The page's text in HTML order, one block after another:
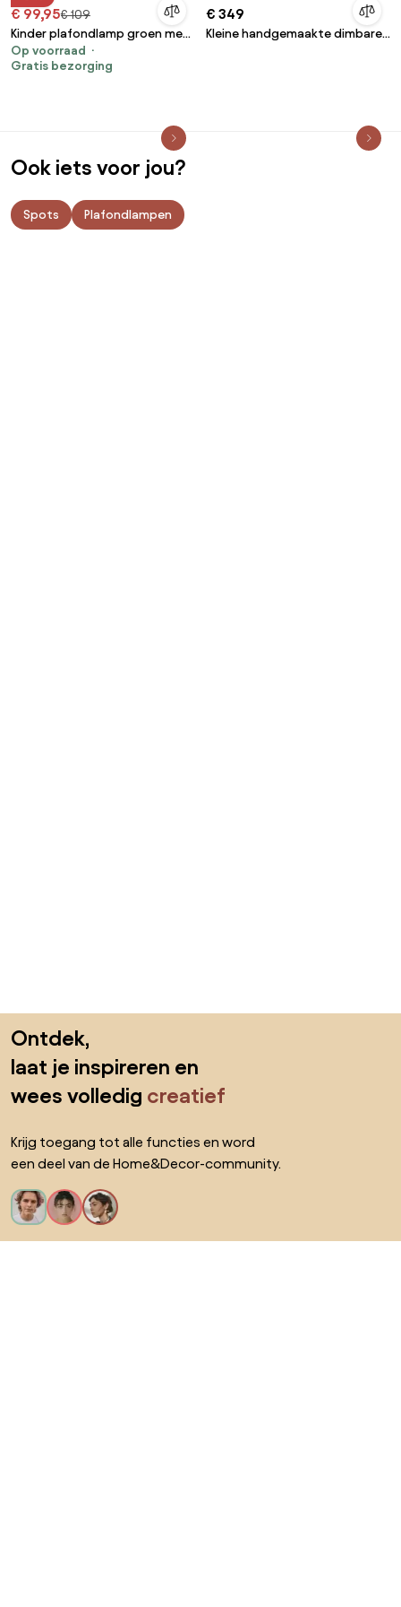
€ 99,95€ 109
Kinder plafondlamp groen met
wit - Lucille
Op voorraad
Gratis bezorging
€ 349
Kleine handgemaakte dimbare
Ook iets voor jou?
Spots Plafondlampen
Ontdek,
laat je inspireren en
wees volledig creatief
Krijg toegang tot alle functies en word
een deel van de Home&Decor-community.